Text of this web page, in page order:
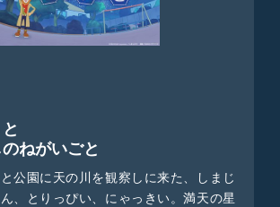
ねがいごと
公園に天の川を観察しに来た、しまじ
、とりっぴい、にゃっきい。満天の星